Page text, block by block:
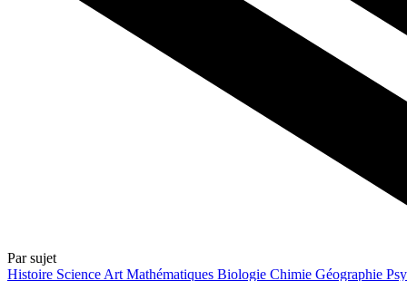
Par sujet
Histoire Science Art Mathématiques Biologie Chimie Géographie